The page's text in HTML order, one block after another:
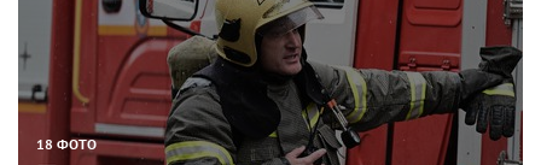
18 ФОТО